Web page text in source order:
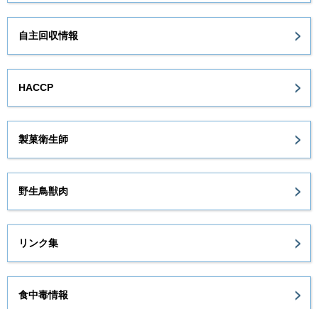
自主回収情報
HACCP
製菓衛生師
野生鳥獣肉
リンク集
食中毒情報